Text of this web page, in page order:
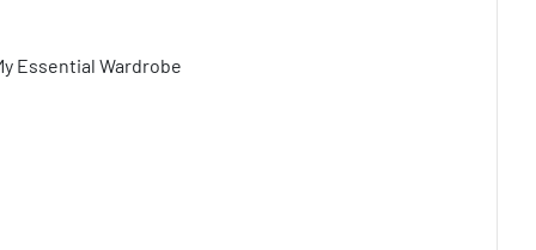
Essential Wardrobe